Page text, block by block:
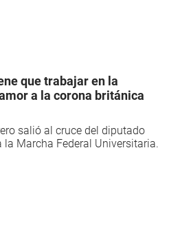
que trabajar en la
a la corona británica
salió al cruce del diputado
Marcha Federal Universitaria.